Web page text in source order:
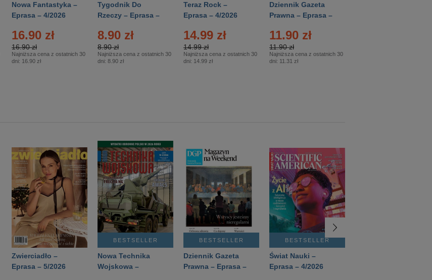
Nowa Fantastyka –
Eprasa – 4/2026
16.90 zł
16.90 zł
Najniższa cena z ostatnich 30
dni: 16.90 zł
Tygodnik Do
Rzeczy – Eprasa –
8.90 zł
8.90 zł
Najniższa cena z ostatnich 30
dni: 8.90 zł
Teraz Rock –
Eprasa – 4/2026
14.99 zł
14.99 zł
Najniższa cena z ostatnich 30
dni: 14.99 zł
Dziennik Gazeta
Prawna – Eprasa –
11.90 zł
11.90 zł
Najniższa cena z ostatnich 30
dni: 11.31 zł
Zwierciadło –
Eprasa – 5/2026
BESTSELLER
Nowa Technika
Wojskowa –
BESTSELLER
Dziennik Gazeta
Prawna – Eprasa –
BESTSELLER
Świat Nauki –
Eprasa – 4/2026